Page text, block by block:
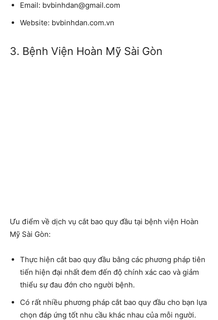
Email: bvbinhdan@gmail.com
Website: bvbinhdan.com.vn
3. Bệnh Viện Hoàn Mỹ Sài Gòn
Ưu điểm về dịch vụ cắt bao quy đầu tại bệnh viện Hoàn
Mỹ Sài Gòn:
Thực hiện cắt bao quy đầu bằng các phương pháp tiên
tiến hiện đại nhất đem đến độ chính xác cao và giảm
thiểu sự đau đớn cho người bệnh.
Có rất nhiều phương pháp cắt bao quy đầu cho bạn lựa
chọn đáp ứng tốt nhu cầu khác nhau của mỗi người.